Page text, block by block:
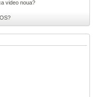
video noua?